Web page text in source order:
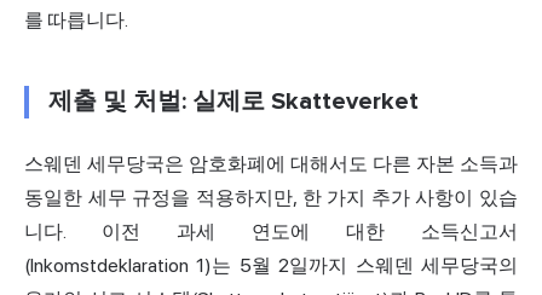
를 따릅니다.
제출 및 처벌: 실제로 Skatteverket
스웨덴 세무당국은 암호화폐에 대해서도 다른 자본 소득과
동일한 세무 규정을 적용하지만, 한 가지 추가 사항이 있습
니다. 이전 과세 연도에 대한 소득신고서
(Inkomstdeklaration 1)는 5월 2일까지 스웨덴 세무당국의